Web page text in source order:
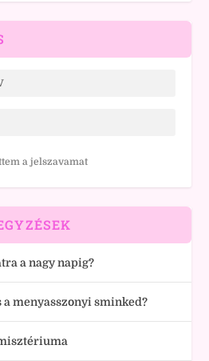
a jelszavamat
a nagy napig?
a menyasszonyi sminked?